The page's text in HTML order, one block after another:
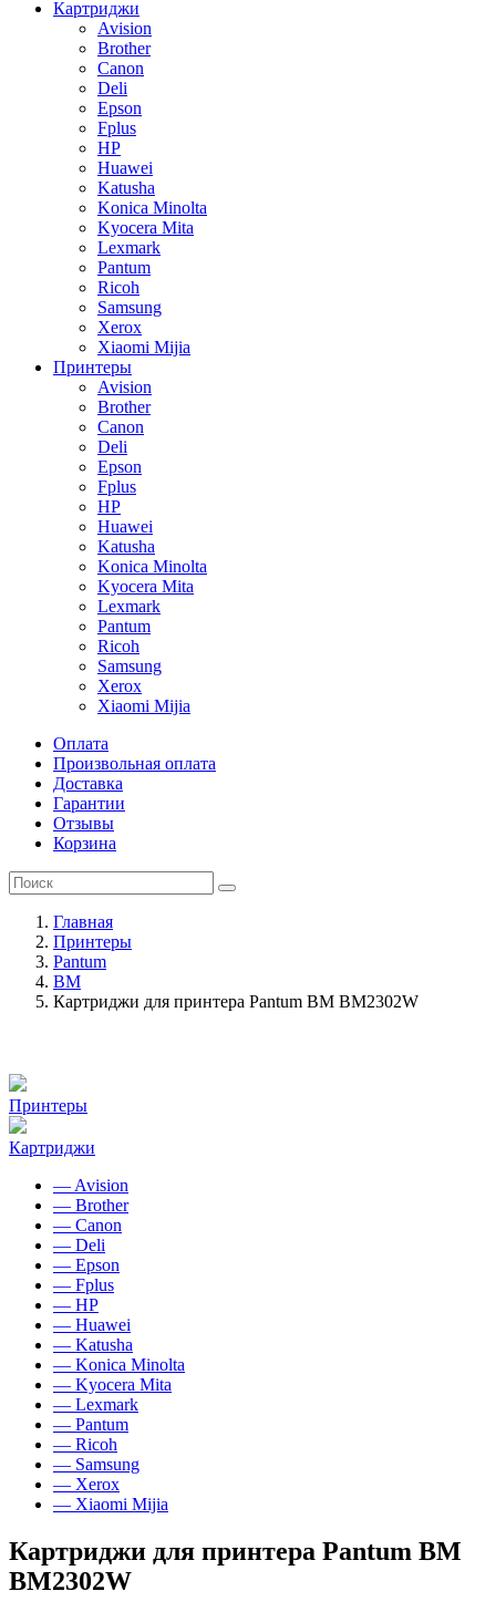
Картриджи
Avision
Brother
Canon
Deli
Epson
Fplus
HP
Huawei
Katusha
Konica Minolta
Kyocera Mita
Lexmark
Pantum
Ricoh
Samsung
Xerox
Xiaomi Mijia
Принтеры
Avision
Brother
Canon
Deli
Epson
Fplus
HP
Huawei
Katusha
Konica Minolta
Kyocera Mita
Lexmark
Pantum
Ricoh
Samsung
Xerox
Xiaomi Mijia
Оплата
Произвольная оплата
Доставка
Гарантии
Отзывы
Корзина
Главная
Принтеры
Pantum
BM
Картриджи для принтера Pantum BM BM2302W
Принтеры
Картриджи
— Avision
— Brother
— Canon
— Deli
— Epson
— Fplus
— HP
— Huawei
— Katusha
— Konica Minolta
— Kyocera Mita
— Lexmark
— Pantum
— Ricoh
— Samsung
— Xerox
— Xiaomi Mijia
Картриджи для принтера Pantum BM
BM2302W